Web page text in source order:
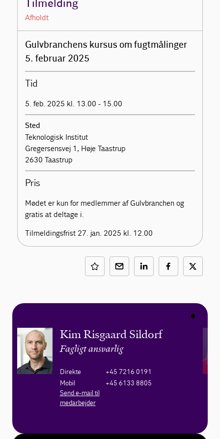
Tilmelding
Afholdt
Gulvbranchens kursus om fugtmålinger
5. februar 2025
Tid
5. feb. 2025 kl. 13.00 - 15.00
Sted
Teknologisk Institut
Gregersensvej 1, Høje Taastrup
2630 Taastrup
Pris
Mødet er kun for medlemmer af Gulvbranchen og
gratis at deltage i.
Tilmeldingsfrist 27. jan. 2025 kl. 12.00
Kim Risgaard Sildorf
Fagligt ansvarlig
Direkte
+45 7216 0191
Mobil
+45 6133 8805
Send e-mail til
medarbejder